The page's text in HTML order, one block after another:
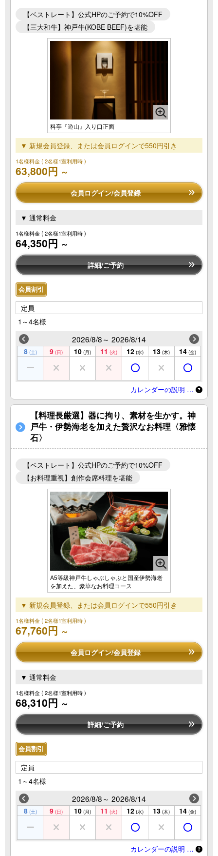
【ベストレート】公式HPのご予約で10%OFF
【三大和牛】神戸牛(KOBE BEEF)を堪能
料亭『遊山』入り口正面
▼ 新規会員登録、または会員ログインで550円引き
1名様料金( 2名様1室利用時 )
63,800円 ～
会員ログイン/会員登録
▼ 通常料金
1名様料金( 2名様1室利用時 )
64,350円 ～
詳細/ご予約
会員割引
定員
1～4名様
2026/8/8～ 2026/8/14
8 (土) 9 (日) 10 (月) 11 (火) 12 (水) 13 (木) 14 (金)
カレンダーの説明 …
【料理長厳選】器に拘り、素材を生かす。神
戸牛・伊勢海老を加えた贅沢なお料理〈雅懐
石〉
【ベストレート】公式HPのご予約で10%OFF
【お料理重視】創作会席料理を堪能
A5等級神戸牛しゃぶしゃぶと国産伊勢海老
を加えた、豪華なお料理コース
▼ 新規会員登録、または会員ログインで550円引き
1名様料金( 2名様1室利用時 )
67,760円 ～
会員ログイン/会員登録
▼ 通常料金
1名様料金( 2名様1室利用時 )
68,310円 ～
詳細/ご予約
会員割引
定員
1～4名様
2026/8/8～ 2026/8/14
8 (土) 9 (日) 10 (月) 11 (火) 12 (水) 13 (木) 14 (金)
カレンダーの説明 …